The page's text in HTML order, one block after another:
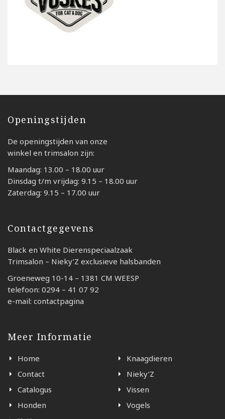
Openingstijden
De openingstijden van onze
winkel en trimsalon zijn:
Maandag: 13.00 – 18.00 uur
Dinsdag t/m vrijdag: 9.15 – 18.00 uur
Zaterdag: 9.15 – 17.00 uur
Contactgegevens
Black en White Dierenspeciaalzaak
Trimsalon – Nieky’Z exclusieve halsbanden
Groeneweg 10-14 – 1381 CM WEESP
telefoon: 0294 – 41 07 92
e-mail: contactpagina
Meer Informatie
Home
Contact
Catalogus
Honden
Knaagdieren
Nieky’Z
Vissen
Vogels